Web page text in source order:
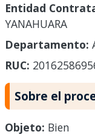
Entidad
YANAHUARA
Departamento:
RUC:
Sobre el
Objeto: Bien